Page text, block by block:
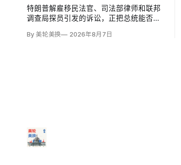
特朗普解雇移民法官、司法部律师和联邦
调查局探员引发的诉讼，正把总统能否绕
开除联邦雇员的问题推向最高法院。联邦
By 美轮美换 2026年8月7日